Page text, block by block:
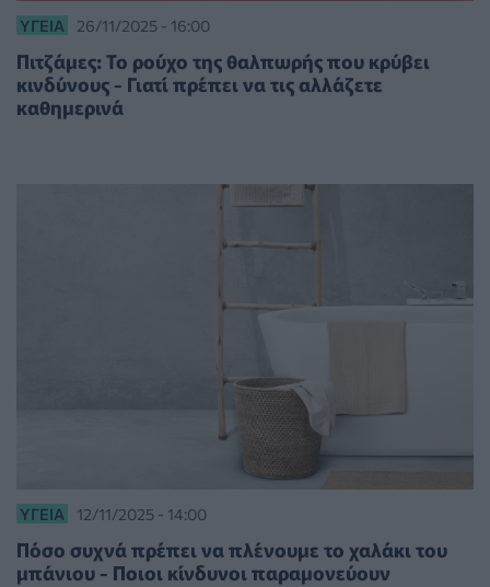
ΥΓΕΊΑ 26/11/2025 - 16:00
Πιτζάμες: Το ρούχο της θαλπωρής που κρύβει
κινδύνους - Γιατί πρέπει να τις αλλάζετε
καθημερινά
ΥΓΕΊΑ 12/11/2025 - 14:00
Πόσο συχνά πρέπει να πλένουμε το χαλάκι του
μπάνιου - Ποιοι κίνδυνοι παραμονεύουν